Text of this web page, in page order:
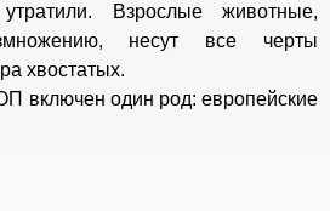
Взрослые животные,
несут все черты
хвостатых.
включен один род: европейские